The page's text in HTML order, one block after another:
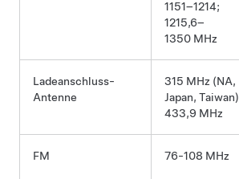
1151–1214;
1215,6–
1350 MHz
Ladeanschluss-
Antenne
315 MHz (NA,
Japan, Taiwan)
433,9 MHz
FM 76-108 MHz